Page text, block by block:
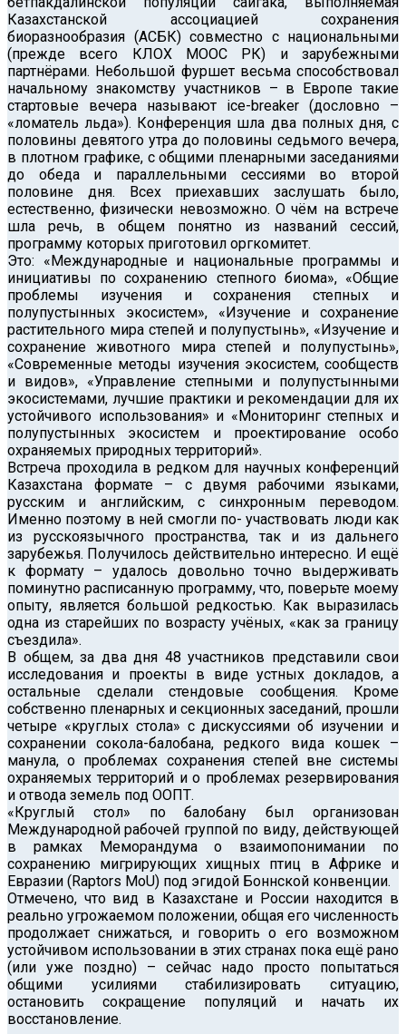
Казахстанской ассоциацией сохранения
биоразнообразия (АСБК) совместно с национальными
(прежде всего КЛОХ МООС РК) и зарубежными
партнёрами. Небольшой фуршет весьма способствовал
начальному знакомству участников – в Европе такие
стартовые вечера называют ice-breaker (дословно –
«ломатель льда»). Конференция шла два полных дня, с
половины девятого утра до половины седьмого вечера,
в плотном графике, с общими пленарными заседаниями
до обеда и параллельными сессиями во второй
половине дня. Всех приехавших заслушать было,
естественно, физически невозможно. О чём на встрече
шла речь, в общем понятно из названий сессий,
программу которых приготовил оргкомитет.
Это: «Международные и национальные программы и
инициативы по сохранению степного биома», «Общие
проблемы изучения и сохранения степных и
полупустынных экосистем», «Изучение и сохранение
растительного мира степей и полупустынь», «Изучение и
сохранение животного мира степей и полупустынь»,
«Современные методы изучения экосистем, сообществ
и видов», «Управление степными и полупустынными
экосистемами, лучшие практики и рекомендации для их
устойчивого использования» и «Мониторинг степных и
полупустынных экосистем и проектирование особо
охраняемых природных территорий».
Встреча проходила в редком для научных конференций
Казахстана формате – с двумя рабочими языками,
русским и английским, с синхронным переводом.
Именно поэтому в ней смогли по- участвовать люди как
из русскоязычного пространства, так и из дальнего
зарубежья. Получилось действительно интересно. И ещё
к формату – удалось довольно точно выдерживать
поминутно расписанную программу, что, поверьте моему
опыту, является большой редкостью. Как выразилась
одна из старейших по возрасту учёных, «как за границу
съездила».
В общем, за два дня 48 участников представили свои
исследования и проекты в виде устных докладов, а
остальные сделали стендовые сообщения. Кроме
собственно пленарных и секционных заседаний, прошли
четыре «круглых стола» с дискуссиями об изучении и
сохранении сокола-балобана, редкого вида кошек –
манула, о проблемах сохранения степей вне системы
охраняемых территорий и о проблемах резервирования
и отвода земель под ООПТ.
«Круглый стол» по балобану был организован
Международной рабочей группой по виду, действующей
в рамках Меморандума о взаимопонимании по
сохранению мигрирующих хищных птиц в Африке и
Евразии (Raptors MoU) под эгидой Боннской конвенции.
Отмечено, что вид в Казахстане и России находится в
реально угрожаемом положении, общая его численность
продолжает снижаться, и говорить о его возможном
устойчивом использовании в этих странах пока ещё рано
(или уже поздно) – сейчас надо просто попытаться
общими усилиями стабилизировать ситуацию,
остановить сокращение популяций и начать их
восстановление.